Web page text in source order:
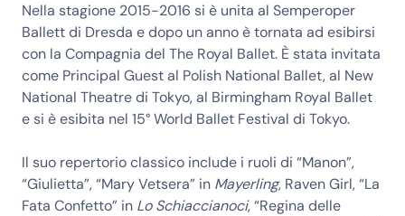
Nella stagione 2015-2016 si è unita al Semperoper
Ballett di Dresda e dopo un anno è tornata ad esibirsi
con la Compagnia del The Royal Ballet. È stata invitata
come Principal Guest al Polish National Ballet, al New
National Theatre di Tokyo, al Birmingham Royal Ballet
e si è esibita nel 15° World Ballet Festival di Tokyo.
Il suo repertorio classico include i ruoli di “Manon”,
“Giulietta”, “Mary Vetsera” in Mayerling, Raven Girl, “La
Fata Confetto” in Lo Schiaccianoci, “Regina delle